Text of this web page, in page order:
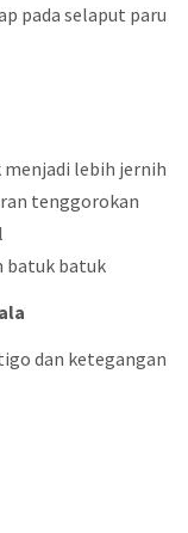
pada selaput paru
menjadi lebih jernih
tenggorokan
batuk batuk
dan ketegangan